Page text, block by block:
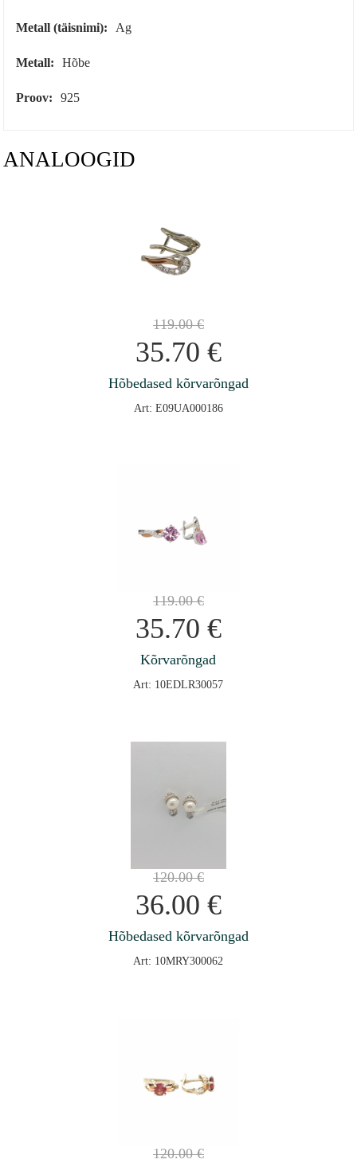
Metall (täisnimi): Ag
Metall: Hõbe
Proov: 925
ANALOOGID
119.00€
35.70 €
Hõbedased kõrvarõngad
Art: E09UA000186
119.00€
35.70 €
Kõrvarõngad
Art: 10EDLR30057
120.00€
36.00 €
Hõbedased kõrvarõngad
Art: 10MRY300062
120.00€